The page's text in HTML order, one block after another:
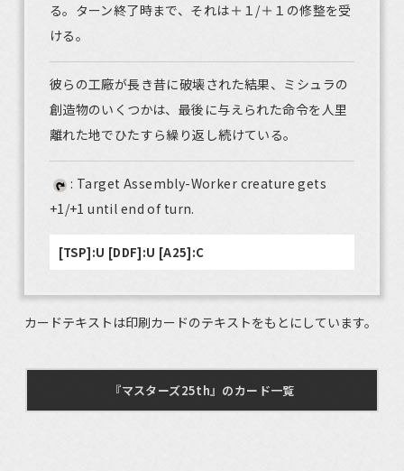
る。ターン終了時まで、それは＋１/＋１の修整を受
ける。
彼らの工廠が長き昔に破壊された結果、ミシュラの
創造物のいくつかは、最後に与えられた命令を人里
離れた地でひたすら繰り返し続けている。
: Target Assembly-Worker creature gets
+1/+1 until end of turn.
[TSP]:U [DDF]:U [A25]:C
カードテキストは印刷カードのテキストをもとにしています。
『マスターズ25th』のカード一覧